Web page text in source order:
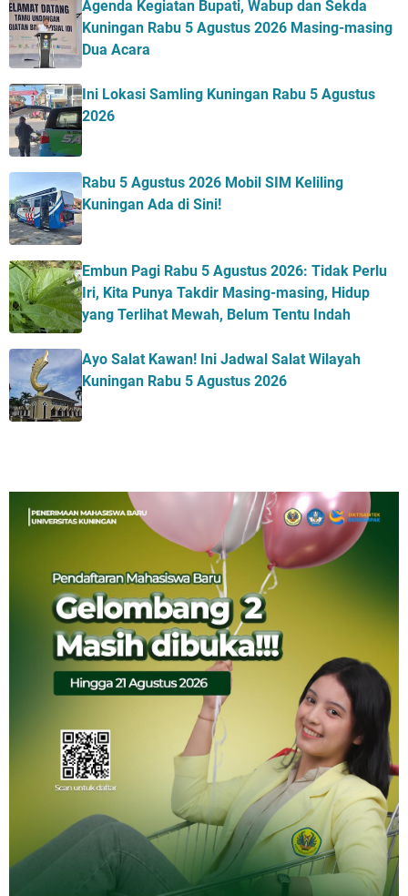
Agenda Kegiatan Bupati, Wabup dan Sekda
Kuningan Rabu 5 Agustus 2026 Masing-masing
Dua Acara
Ini Lokasi Samling Kuningan Rabu 5 Agustus
2026
Rabu 5 Agustus 2026 Mobil SIM Keliling
Kuningan Ada di Sini!
Embun Pagi Rabu 5 Agustus 2026: Tidak Perlu
Iri, Kita Punya Takdir Masing-masing, Hidup
yang Terlihat Mewah, Belum Tentu Indah
Ayo Salat Kawan! Ini Jadwal Salat Wilayah
Kuningan Rabu 5 Agustus 2026